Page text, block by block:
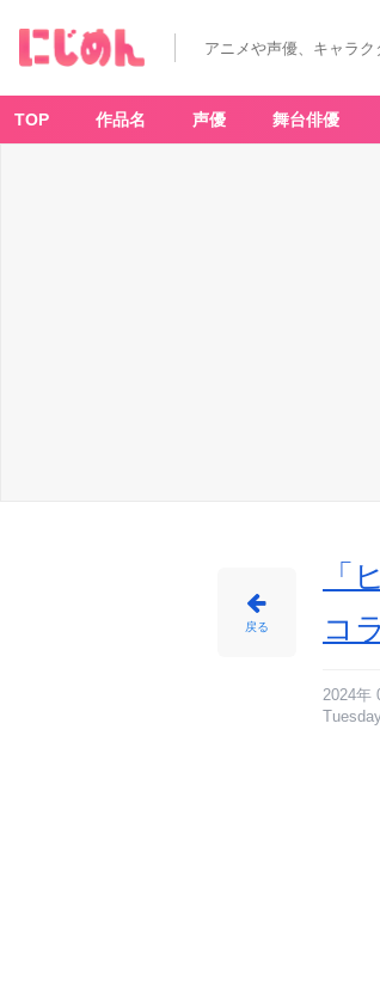
楽
ラ
ク
ス
アニメや声優、キャラ
TOP 作品名 声優 舞台俳優
戻る
「
コ
2024年